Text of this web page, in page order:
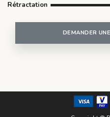
Rétractation
DEMANDER